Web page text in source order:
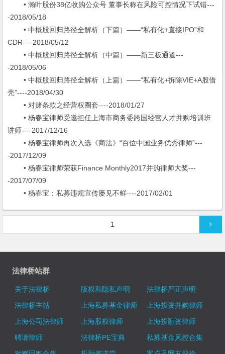
• 瀚叶股份38亿收购公众号 董事长称在风险可控情况下试错---
-2018/05/18
• 中概股回归路径全解析（下篇）——“私有化+直接IPO”和
CDR----2018/05/12
• 中概股回归路径全解析（中篇）——新三板通道---
-2018/05/06
• 中概股回归路径全解析（上篇）——“私有化+拆除VIE+A股借
壳”----2018/04/30
• 对赌条款之经营权圈套----2018/01/27
• 杨春宝律师受邀担任上海市商务委跨国经营人才并购培训班
讲师----2017/12/16
• 杨春宝律师再次入选《商法》“百位中国业务优秀律师”---
-2017/12/09
• 杨春宝律师荣获Finance Monthly2017并购律师大奖---
-2017/07/09
• 杨春宝：私募违规宣传屡见不鲜----2017/02/01
1
法律桥站群
关于法律桥 版权和隐私声明
法律桥严正声明
法律桥主站
上海私募基金律师
上海投资并购律师
上海公司法律师
上海股权律师
上海投融资律师
聘请律师
法律桥PE宝典
私募基金风控合集